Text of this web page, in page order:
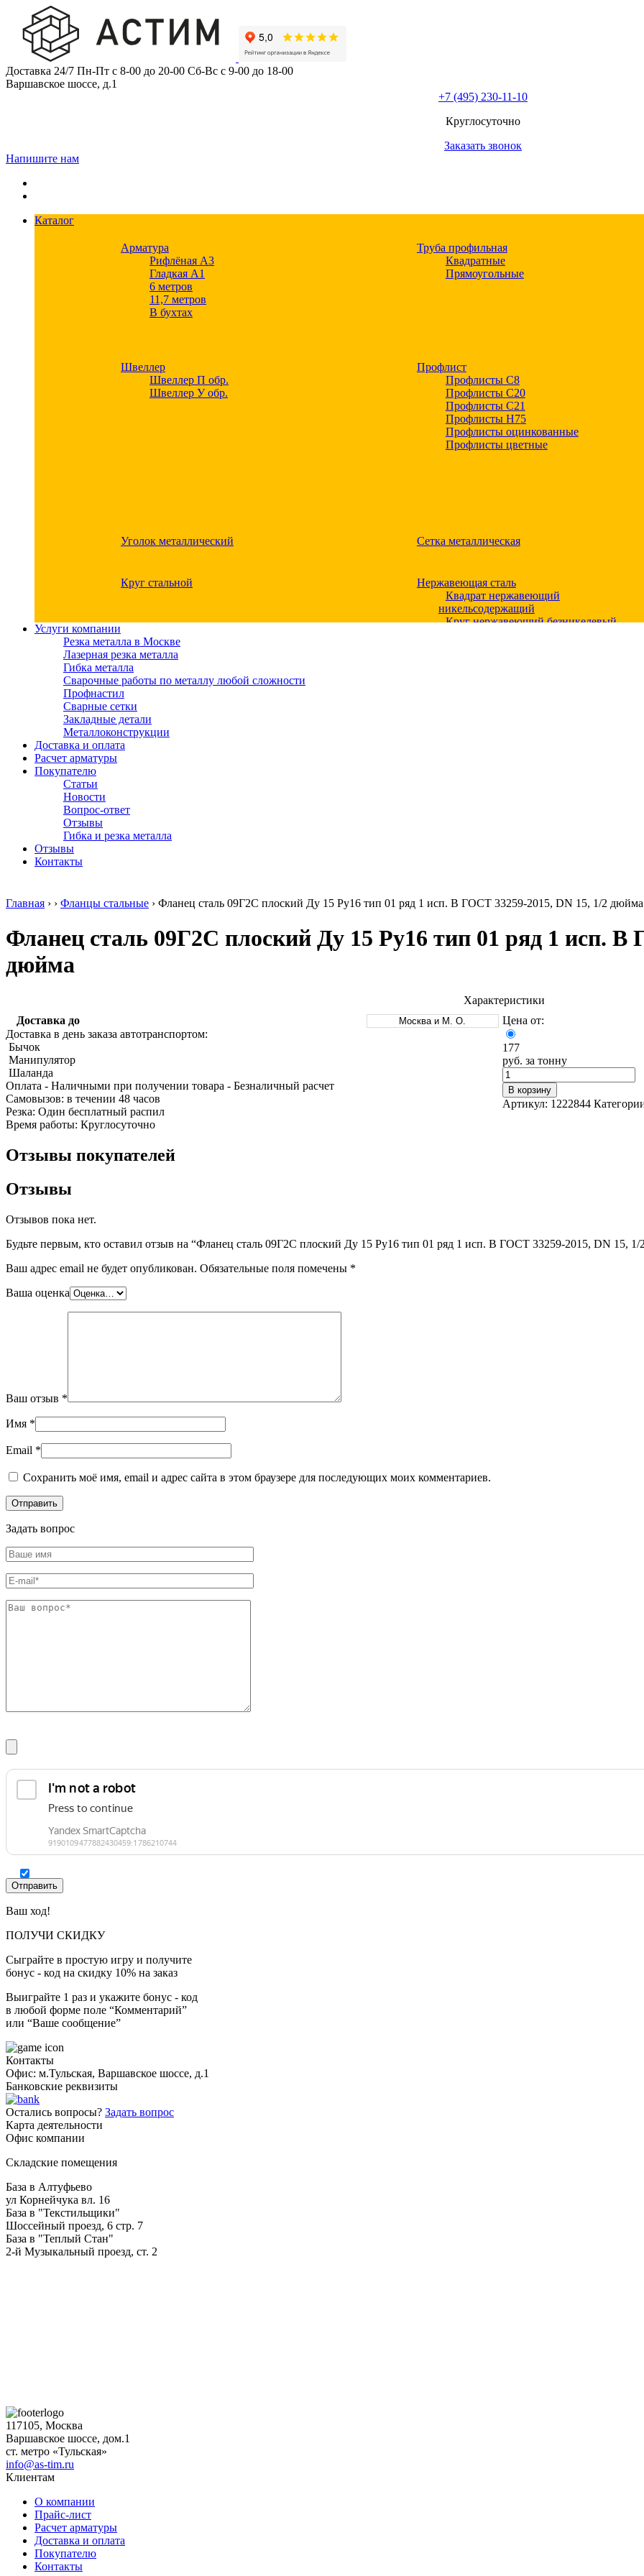
content
Доставка 24/7 Пн-Пт с 8-00 до 20-00 Сб-Вс с 9-00 до 18-00
Варшавское шоссе, д.1
+7 (495) 230-11-10
Круглосуточно
Заказать звонок
Напишите нам
Каталог
Арматура
Рифлёная А3
Гладкая А1
6 метров
11,7 метров
В бухтах
Труба профильная
Квадратные
Прямоугольные
Швеллер
Швеллер П обр.
Швеллер У обр.
Профлист
Профлисты С8
Профлисты С20
Профлисты C21
Профлисты Н75
Профлисты оцинкованные
Профлисты цветные
Уголок металлический Сетка металлическая
Круг стальной
Нержавеющая сталь
Квадрат нержавеющий
никельсодержащий
Круг нержавеющий безникелевый
Круг горячекатаный конструкционный
Поковка
Шестигранник горячекатаный
конструкционный
Оцинкованный прокат
Круг оцинкованный
Лист оцинкованный
Полоса оцинкованная
Фитинги
Фитинги резьбовые стальные
Услуги компании
Резка металла в Москве
Лазерная резка металла
Гибка металла
Сварочные работы по металлу любой сложности
Профнастил
Сварные сетки
Закладные детали
Металлоконструкции
Доставка и оплата
Расчет арматуры
Покупателю
Статьи
Новости
Вопрос-ответ
Отзывы
Гибка и резка металла
Отзывы
Контакты
Главная › › Фланцы стальные › Фланец сталь 09Г2С плоский Ду 15 Ру16 тип 01 ряд 1 исп. B ГОСТ 33259-2015, DN 15, 1/2 дюйма
Фланец сталь 09Г2С плоский Ду 15 Ру16 тип 01 ряд 1 исп. B
дюйма
Характеристики
Цена от:
177
руб. за тонну
В корзину
Артикул: 1222844
Доставка до Москва и М. О.
Доставка в день заказа автотранспортом:
Бычок
Манипулятор
Шаланда
Оплата - Наличными при получении товара - Безналичный расчет
Cамовызов: в течении 48 часов
Резка: Один бесплатный распил
Время работы: Круглосуточно
Отзывы покупателей
Отзывы
Отзывов пока нет.
Будьте первым, кто оставил отзыв на “Фланец сталь 09Г2С плоский Ду 15 Ру16 тип 01 ряд 1 исп. B ГОСТ 33259-2015, DN 15,
Ваш адрес email не будет опубликован. Обязательные поля помечены *
Ваша оценка
Ваш отзыв *
Имя *
Email *
Сохранить моё имя, email и адрес сайта в этом браузере для последующих моих комментариев.
Задать вопрос
Ваш ход!
ПОЛУЧИ СКИДКУ
Сыграйте в простую игру и получите
бонус - код на скидку 10% на заказ
Выиграйте 1 раз и укажите бонус - код
в любой форме поле “Комментарий”
или “Ваше сообщение”
Контакты
Офис: м.Тульская, Варшавское шоссе, д.1
Банковские реквизиты
Остались вопросы? Задать вопрос
Карта деятельности
Офис компании
Складские помещения
База в Алтуфьево
ул Корнейчука вл. 16
База в "Текстильщики"
Шоссейный проезд, 6 стр. 7
База в "Теплый Стан"
2-й Музыкальный проезд, ст. 2
117105, Москва
Варшавское шоссе, дом.1
ст. метро «Тульская»
info@as-tim.ru
Клиентам
О компании
Прайс-лист
Расчет арматуры
Доставка и оплата
Покупателю
Контакты